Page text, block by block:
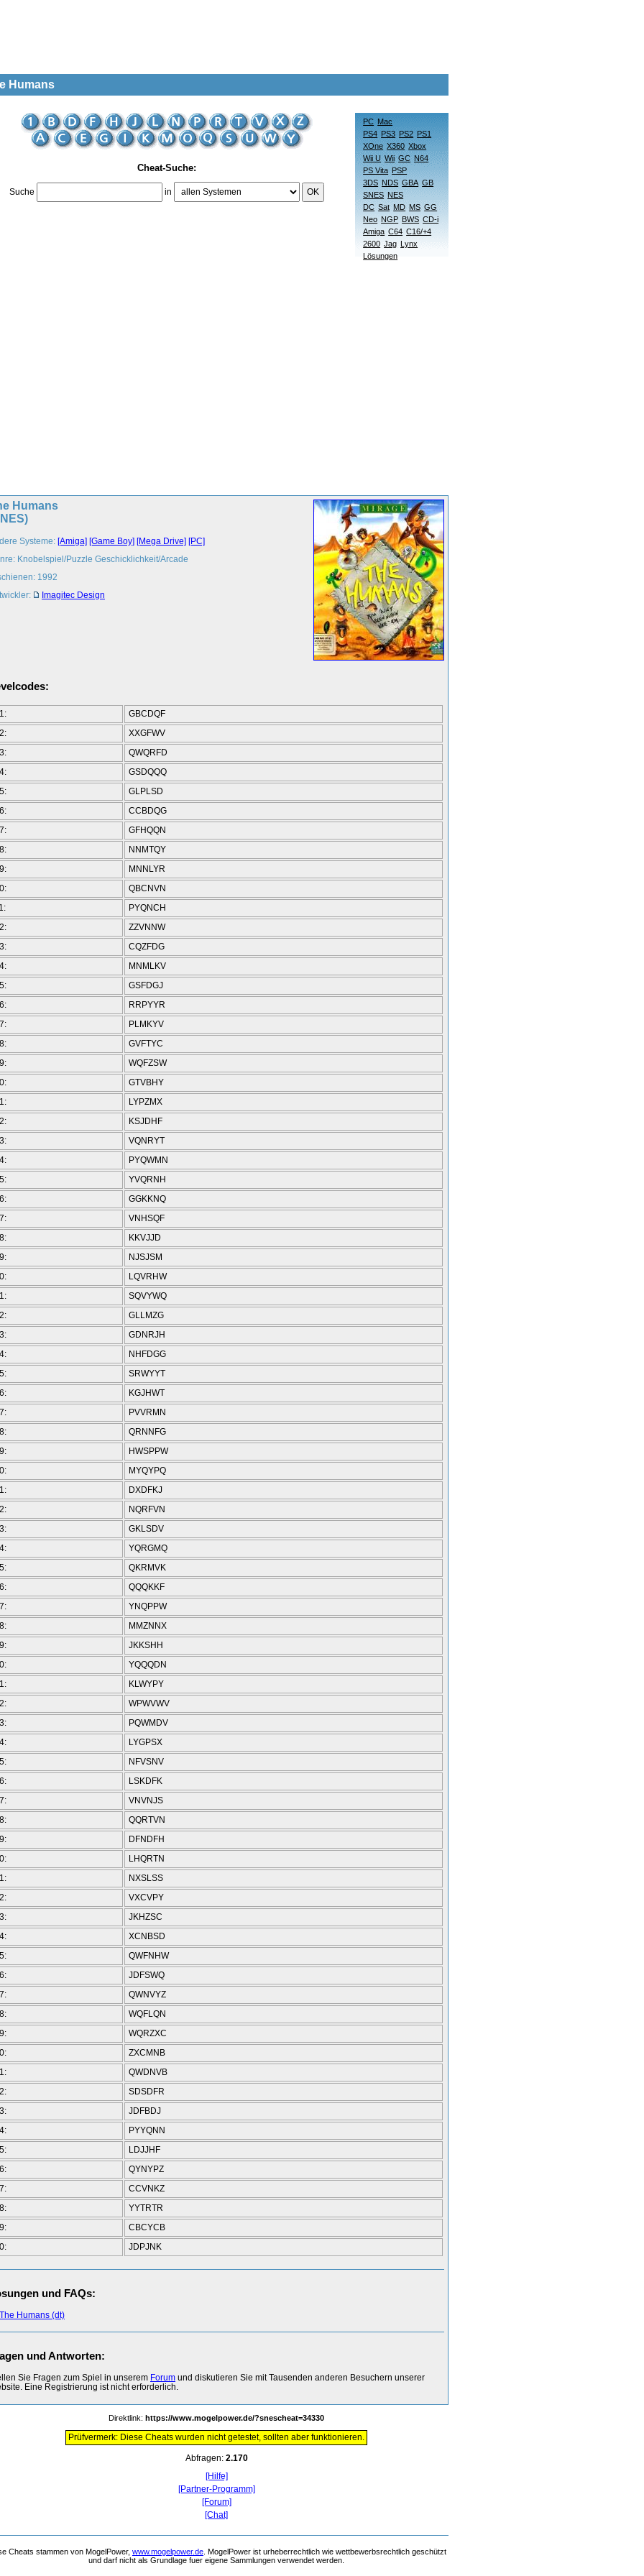
Humans
Cheat-Suche:
Suche in OK
PC Mac
PS4 PS3 PS2 PS1
XOne X360 Xbox
Wii U Wii GC N64
PS Vita PSP
3DS NDS GBA GB
SNES NES
DC Sat MD MS GG
Neo NGP BWS CD-i
Amiga C64 C16/+4
2600 Jag Lynx
Lösungen
Humans
Systeme: [Amiga] [Game Boy] [Mega Drive] [PC]
Knobelspiel/Puzzle Geschicklichkeit/Arcade
1992
Imagitec Design
GBCDQF
XXGFWV
QWQRFD
GSDQQQ
GLPLSD
CCBDQG
GFHQQN
NNMTQY
MNNLYR
QBCNVN
PYQNCH
ZZVNNW
CQZFDG
MNMLKV
GSFDGJ
RRPYYR
PLMKYV
GVFTYC
WQFZSW
GTVBHY
LYPZMX
KSJDHF
VQNRYT
PYQWMN
YVQRNH
GGKKNQ
VNHSQF
KKVJJD
NJSJSM
LQVRHW
SQVYWQ
GLLMZG
GDNRJH
NHFDGG
SRWYYT
KGJHWT
PVVRMN
QRNNFG
HWSPPW
MYQYPQ
DXDFKJ
NQRFVN
GKLSDV
YQRGMQ
QKRMVK
QQQKKF
YNQPPW
MMZNNX
JKKSHH
YQQQDN
KLWYPY
WPWVWV
PQWMDV
LYGPSX
NFVSNV
LSKDFK
VNVNJS
QQRTVN
DFNDFH
LHQRTN
NXSLSS
VXCVPY
JKHZSC
XCNBSD
QWFNHW
JDFSWQ
QWNVYZ
WQFLQN
WQRZXC
ZXCMNB
QWDNVB
SDSDFR
JDFBDJ
PYYQNN
LDJJHF
QYNYPZ
CCVNKZ
YYTRTR
CBCYCB
JDPJNK
und FAQs:
The Humans (dt)
und Antworten:
Sie Fragen zum Spiel in unserem Forum und diskutieren Sie mit Tausenden anderen Besuchern unserer
Eine Registrierung ist nicht erforderlich.
Direktlink: https://www.mogelpower.de/?snescheat=34330
Prüfvermerk: Diese Cheats wurden nicht getestet, sollten aber funktionieren.
Abfragen: 2.170
[Hilfe]
[Partner-Programm]
[Forum]
[Chat]
Cheats stammen von MogelPower, www.mogelpower.de . MogelPower ist urheberrechtlich wie wettbewerbsrechtlich geschützt
und darf nicht als Grundlage fuer eigene Sammlungen verwendet werden.